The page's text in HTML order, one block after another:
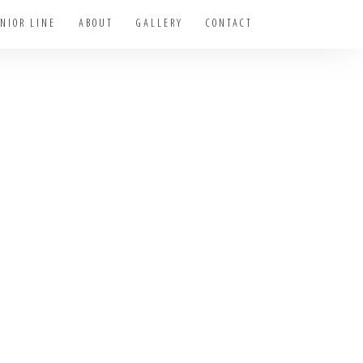
LINE ABOUT GALLERY CONTACT